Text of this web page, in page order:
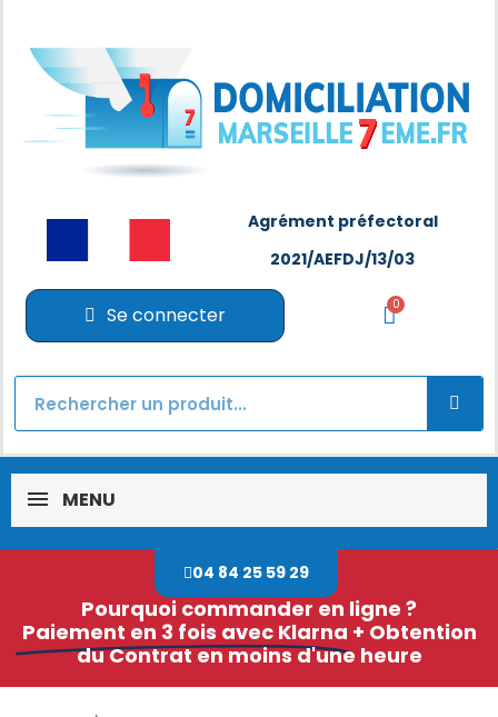
Agrément préfectoral
2021/AEFDJ/13/03
Se connecter
MENU
04 84 25 59 29
Pourquoi commander en ligne ?
Paiement en 3 fois avec Klarna + Obtention
du Contrat en moins d'une heure